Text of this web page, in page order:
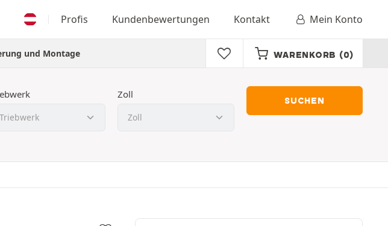
Profis Kundenbewertungen Kontakt Mein Konto
und Montage WARENKORB (0)
Zoll
SUCHEN